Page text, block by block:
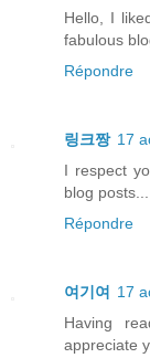
Hello, I
fabulous
Répondre
링크짱 17
I respect
blog
Répondre
여기여
17
Having
appreciate